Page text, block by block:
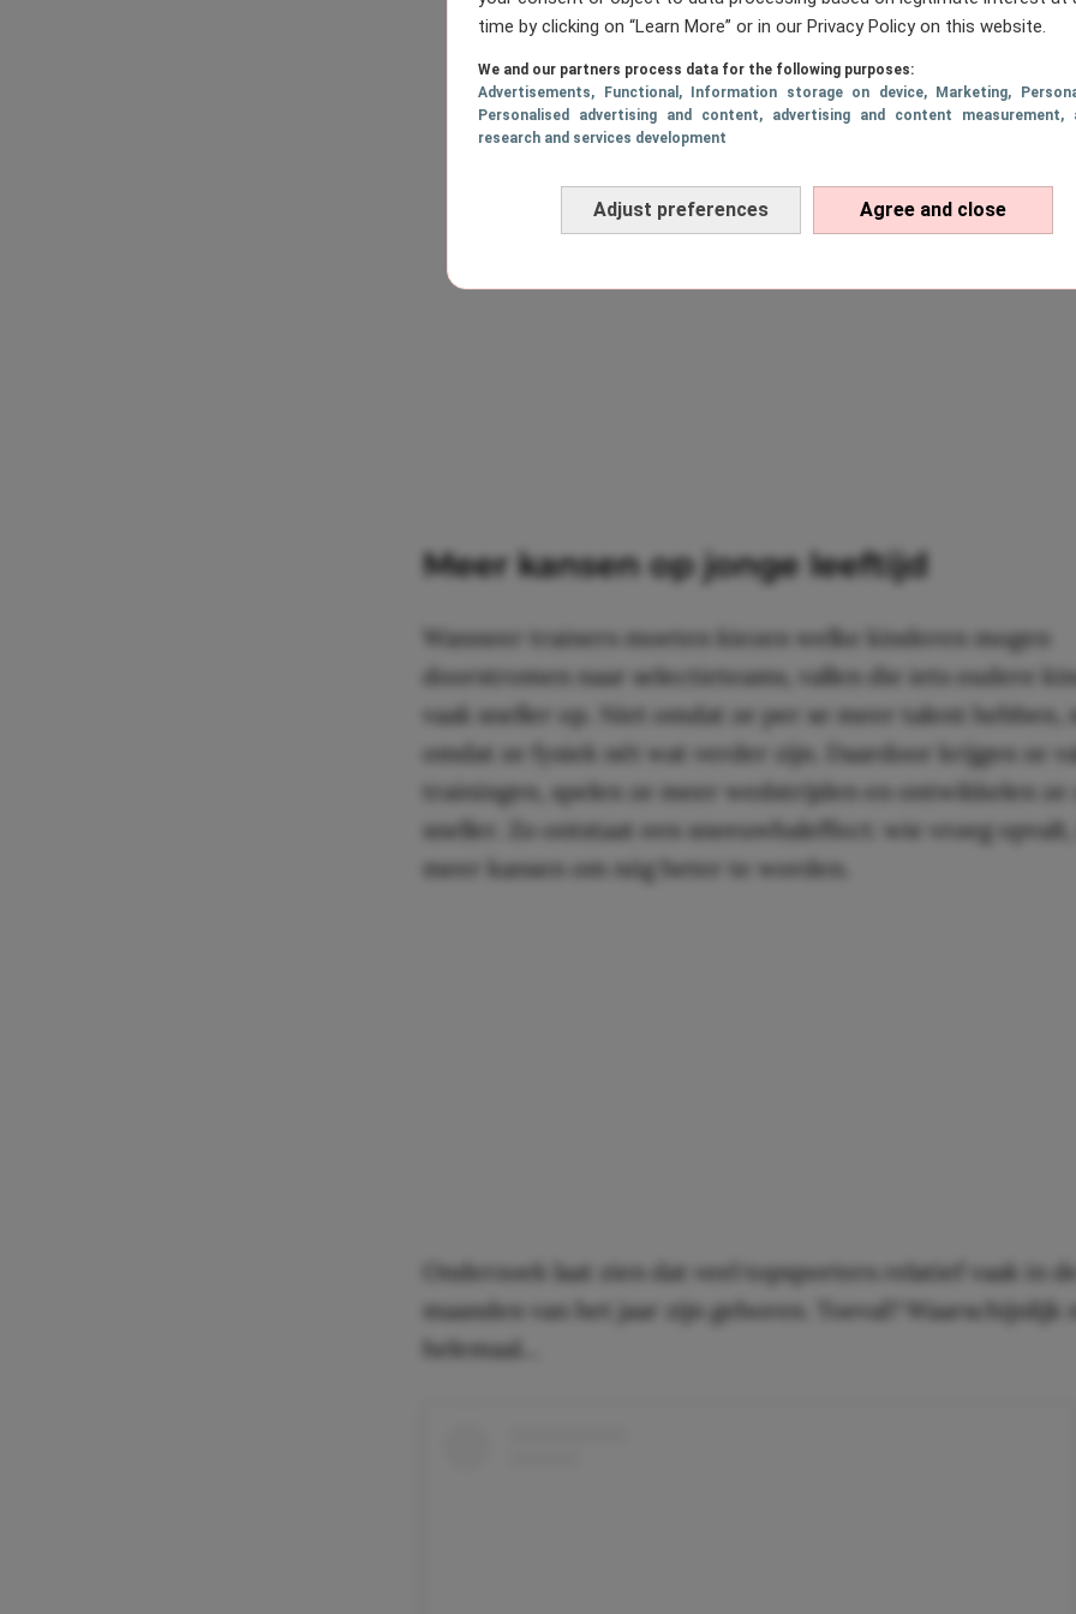
time by clicking on “Learn More” or in our Privacy Policy on this website.
We and our partners process data for the following purposes:
Advertisements, Functional , Information storage on device, Marketing,
Personalised advertising and content, advertising and content measurement,
research and services development
Adjust preferences Agree and close
Meer kansen op jonge leeftijd
Wanneer trainers moeten kiezen welke kinderen mogen
doorstromen naar selectieteams, vallen die iets oudere
vaak sneller op. Niet omdat ze per se meer talent hebben,
omdat ze fysiek nét wat verder zijn. Daardoor krijgen ze
trainingen, spelen ze meer wedstrijden en ontwikkelen ze
sneller. Zo ontstaat een sneeuwbaleffect: wie vroeg
meer kansen om nóg beter te worden.
Onderzoek laat zien dat veel topsporters relatief vaak in
maanden van het jaar zijn geboren. Toeval? Waarschijnlijk
helemaal…